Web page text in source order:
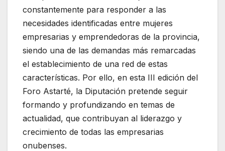
constantemente para responder a las
necesidades identificadas entre mujeres
empresarias y emprendedoras de la provincia,
siendo una de las demandas más remarcadas
el establecimiento de una red de estas
características. Por ello, en esta III edición del
Foro Astarté, la Diputación pretende seguir
formando y profundizando en temas de
actualidad, que contribuyan al liderazgo y
crecimiento de todas las empresarias
onubenses.